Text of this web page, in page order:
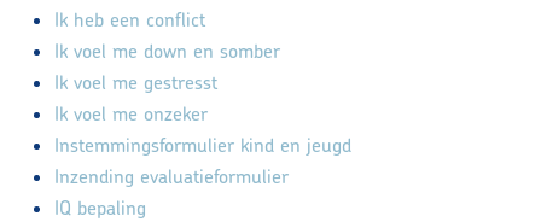
Doelgroepen
Aanmelden
Ik heb een conflict
Ik voel me down en somber
Ik voel me gestresst
Ik voel me onzeker
Instemmingsformulier kind en jeugd
Inzending evaluatieformulier
IQ bepaling